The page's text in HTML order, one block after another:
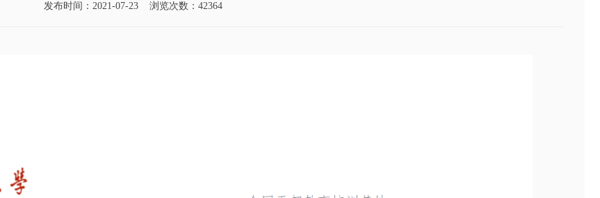
发布时间：2021-07-23 浏览次数：42364